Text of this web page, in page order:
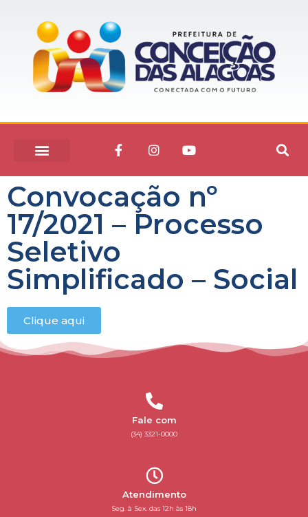
Convocação nº
17/2021 – Processo
Seletivo
Simplificado – Social
Clique aqui
Fale com
(34) 3321-0000
Atendimento
Seg. à Sex. das 12h às 18h